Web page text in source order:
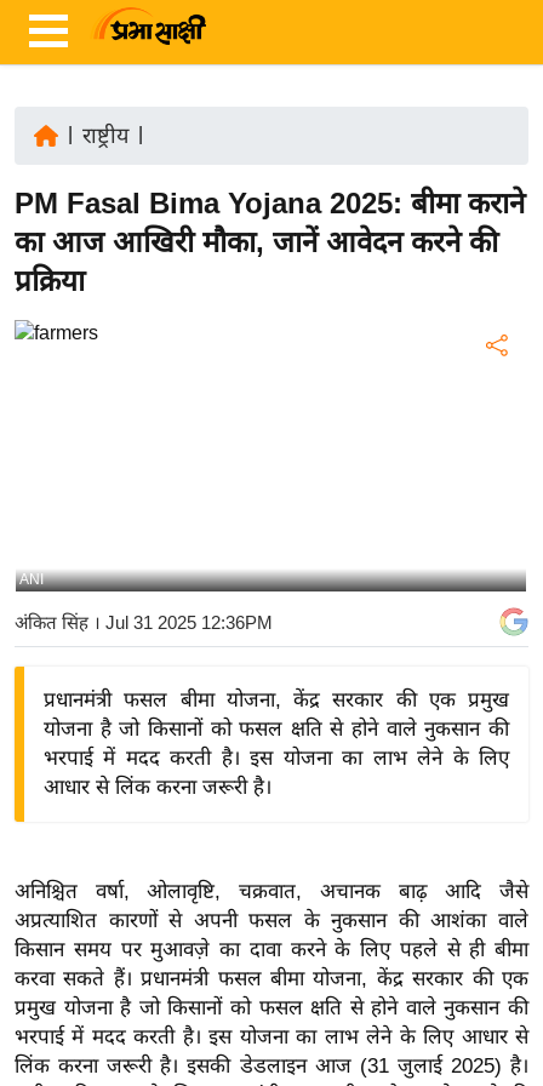
ज़ा
ख
र
रा
य
बि
ज़
त
वि
शे
ष
ज्ञ
रा
राष्ट्रीय|
PM Fasal Bima Yojana 2025: बीमा कराने
का आज आखिरी मौका, जानें आवेदन करने की
प्रक्रिया
ANI
अंकित सिंह। Jul 31 2025 12:36PM
प्रधानमंत्री फसल बीमा योजना, केंद्र सरकार की एक प्रमुख
योजना है जो किसानों को फसल क्षति से होने वाले नुकसान की
भरपाई में मदद करती है। इस योजना का लाभ लेने के लिए
आधार से लिंक करना जरूरी है।
अनिश्चित वर्षा, ओलावृष्टि, चक्रवात, अचानक बाढ़ आदि जैसे
अप्रत्याशित कारणों से अपनी फसल के नुकसान की आशंका वाले
किसान समय पर मुआवज़े का दावा करने के लिए पहले से ही बीमा
करवा सकते हैं। प्रधानमंत्री फसल बीमा योजना, केंद्र सरकार की एक
प्रमुख योजना है जो किसानों को फसल क्षति से होने वाले नुकसान की
भरपाई में मदद करती है। इस योजना का लाभ लेने के लिए आधार से
लिंक करना जरूरी है। इसकी डेडलाइन आज (31 जुलाई 2025) है।